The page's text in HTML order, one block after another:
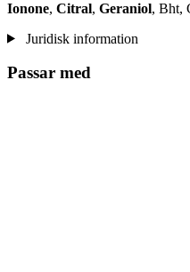
Ionone, Citral, Geraniol, Bht,
Juridisk information
Passar med